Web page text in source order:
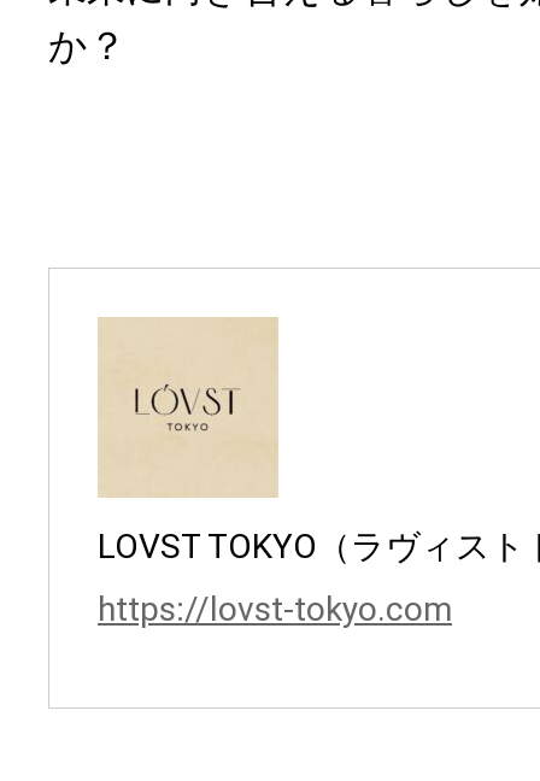
か？
LOVST TOKYO（ラヴィス
https://lovst-tokyo.com